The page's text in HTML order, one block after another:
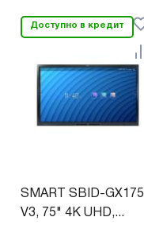
Доступно в кредит
SMART SBID-
V3, 75" 4K UHD,...